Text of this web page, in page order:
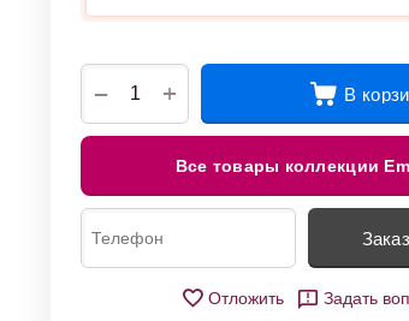
+
− В
Все товары коллекции
Отложить Задать